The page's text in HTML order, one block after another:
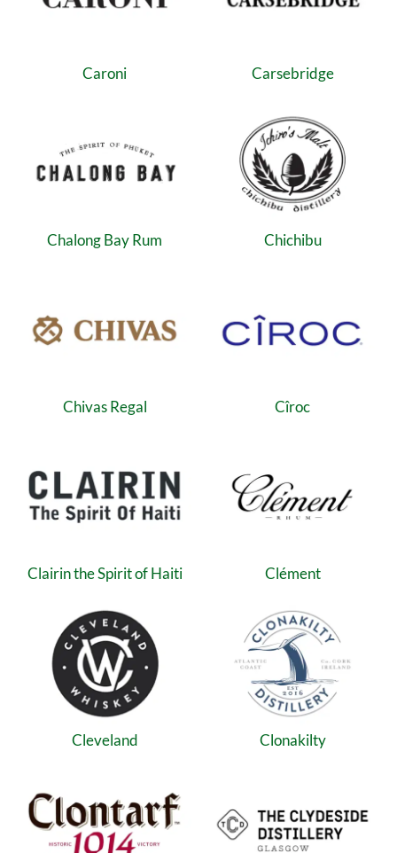
Caroni Carsebridge
Chalong Bay Rum Chichibu
Chivas Regal Cîroc
Clairin the Spirit of Haiti Clément
Cleveland Clonakilty